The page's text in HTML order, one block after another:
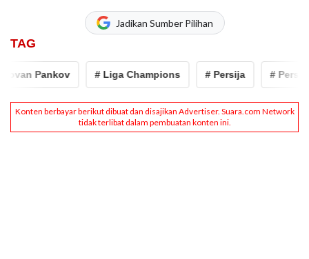
Jadikan Sumber Pilihan
TAG
Pankov # Liga Champions # Persija # Persija